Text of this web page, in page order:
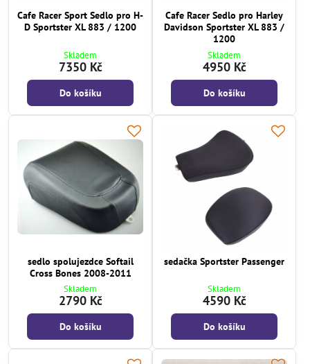
Cafe Racer Sport Sedlo pro H-
D Sportster XL 883 / 1200
Skladem
7350 Kč
Do košíku
Cafe Racer Sedlo pro Harley
Davidson Sportster XL 883 /
1200
Skladem
4950 Kč
Do košíku
sedlo spolujezdce Softail
Cross Bones 2008-2011
Skladem
2790 Kč
Do košíku
sedačka Sportster Passenger
Skladem
4590 Kč
Do košíku